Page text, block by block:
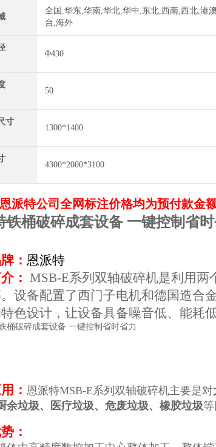
全国,华东,华南,华北,华中,东北,西南,西北,港澳
台,海外
Φ430
50
寸
1300*1400
4300*2000*3100
派特公司全网标注价格均为预付款金
铁桶破碎成套设备 一键控制省
： 恩派特
： MSB-E系列双轴破碎机是利用
设备配置了西门子电机和德国造合
色设计，让设备具备噪音低、能耗低
： 恩派特MSB-E系列双轴破碎机主要是对
余垃圾、医疗垃圾、危废垃圾、橡胶垃圾
：